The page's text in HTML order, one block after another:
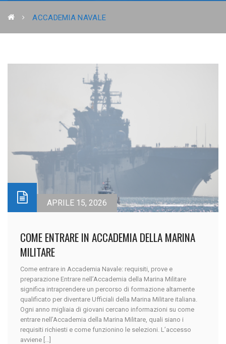
ACCADEMIA NAVALE
APRILE 15, 2026
COME ENTRARE IN ACCADEMIA DELLA MARINA
MILITARE
Come entrare in Accademia Navale: requisiti, prove e
preparazione Entrare nell’Accademia della Marina Militare
significa intraprendere un percorso di formazione altamente
qualificato per diventare Ufficiali della Marina Militare italiana.
Ogni anno migliaia di giovani cercano informazioni su come
entrare nell’Accademia della Marina Militare, quali siano i
requisiti richiesti e come funzionino le selezioni. L’accesso
avviene [...]